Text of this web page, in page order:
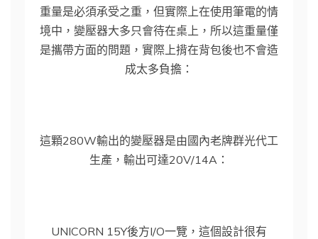
重量是必須承受之重，但實際上在使用筆電的情
境中，變壓器大多只會待在桌上，所以這重量僅
是攜帶方面的問題，實際上揹在背包後也不會造
成太多負擔：
這顆280W輸出的變壓器是由國內老牌群光代工
生產，輸出可達20V/14A：
UNICORN 15Y後方I/O一覽，這個設計很有